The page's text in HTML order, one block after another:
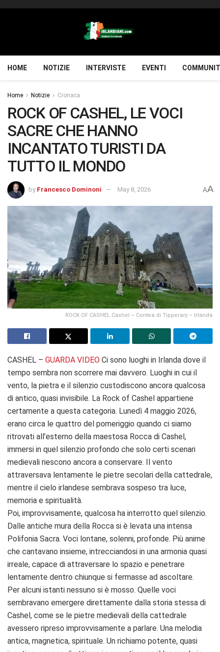
HOME NOTIZIE INTERVISTE EVENTI
Home Notizie Cronaca
ROCK OF CASHEL, LE VOCI
SACRE CHE HANNO
INCANTATO TURISTI DA
TUTTO IL MONDO
by Francesco Dominoni May 8, 2026 AA
ROCK OF CASHEL Cashel – Contea di Tipperary – Irlanda
CASHEL – GUARDA VIDEO Ci sono luoghi in Irlanda dove il
tempo sembra non scorrere mai davvero. Luoghi in cui il
vento, la pietra e il silenzio custodiscono ancora qualcosa
di antico, quasi invisibile. La Rock of Cashel appartiene
certamente a questa categoria. Lunedì 4 maggio 2026,
erano circa le quattro del pomeriggio quando ci siamo
ritrovati all’esterno della maestosa Rocca di Cashel,
immersi in quel silenzio profondo che solo certi scenari
medievali riescono ancora a conservare. Il vento
attraversava lentamente le pietre secolari della cattedrale,
mentre il cielo irlandese sembrava sospeso tra luce,
memoria e spiritualità.
Poi, improvvisamente, qualcosa ha interrotto quel silenzio.
Dalle antiche mura della Rocca si è levata una intensa
Polifonia Sacra. Voci lontane, solenni, profonde. Più anime
che cantavano insieme, intrecciandosi in una armonia quasi
irreale, capace di attraversare lo spazio e penetrare
lentamente dentro chiunque si fermasse ad ascoltare.
Per alcuni istanti nessuno si è mosso. Quelle voci
sembravano emergere direttamente dalla storia stessa di
Cashel, come se le pietre medievali della cattedrale
avessero ripreso improvvisamente a parlare. Una melodia
antica, magnetica, spirituale. Un richiamo potente, quasi